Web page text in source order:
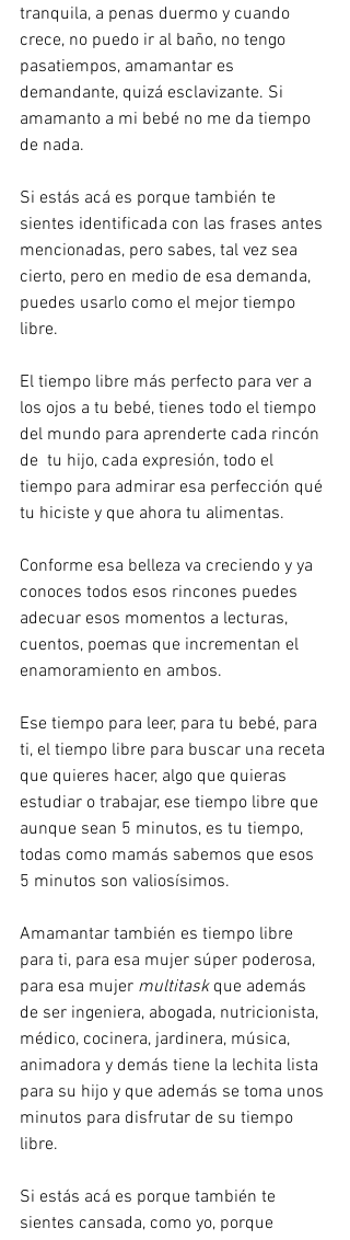
tranquila, a penas duermo y cuando
crece, no puedo ir al baño, no tengo
pasatiempos, amamantar es
demandante, quizá esclavizante. Si
amamanto a mi bebé no me da tiempo
de nada.
Si estás acá es porque también te
sientes identificada con las frases antes
mencionadas, pero sabes, tal vez sea
cierto, pero en medio de esa demanda,
puedes usarlo como el mejor tiempo
libre.
El tiempo libre más perfecto para ver a
los ojos a tu bebé, tienes todo el tiempo
del mundo para aprenderte cada rincón
de  tu hijo, cada expresión, todo el
tiempo para admirar esa perfección qué
tu hiciste y que ahora tu alimentas.
Conforme esa belleza va creciendo y ya
conoces todos esos rincones puedes
adecuar esos momentos a lecturas,
cuentos, poemas que incrementan el
enamoramiento en ambos.
Ese tiempo para leer, para tu bebé, para
ti, el tiempo libre para buscar una receta
que quieres hacer, algo que quieras
estudiar o trabajar, ese tiempo libre que
aunque sean 5 minutos, es tu tiempo,
todas como mamás sabemos que esos
5 minutos son valiosísimos.
Amamantar también es tiempo libre
para ti, para esa mujer súper poderosa,
para esa mujer multitask que además
de ser ingeniera, abogada, nutricionista,
médico, cocinera, jardinera, música,
animadora y demás tiene la lechita lista
para su hijo y que además se toma unos
minutos para disfrutar de su tiempo
libre.
Si estás acá es porque también te
sientes cansada, como yo, porque